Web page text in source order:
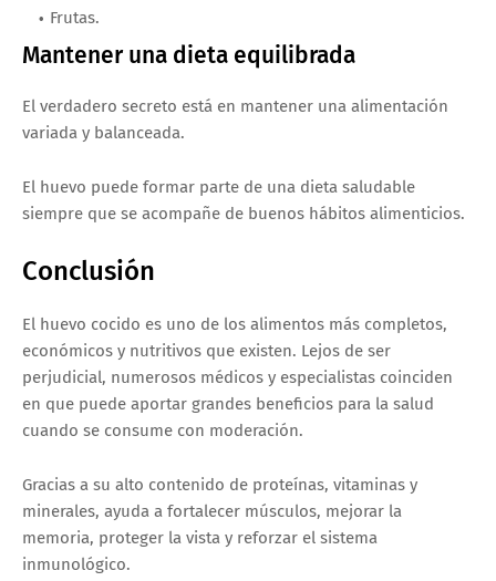
Frutas.
Mantener una dieta equilibrada
El verdadero secreto está en mantener una alimentación
variada y balanceada.
El huevo puede formar parte de una dieta saludable
siempre que se acompañe de buenos hábitos alimenticios.
Conclusión
El huevo cocido es uno de los alimentos más completos,
económicos y nutritivos que existen. Lejos de ser
perjudicial, numerosos médicos y especialistas coinciden
en que puede aportar grandes beneficios para la salud
cuando se consume con moderación.
Gracias a su alto contenido de proteínas, vitaminas y
minerales, ayuda a fortalecer músculos, mejorar la
memoria, proteger la vista y reforzar el sistema
inmunológico.